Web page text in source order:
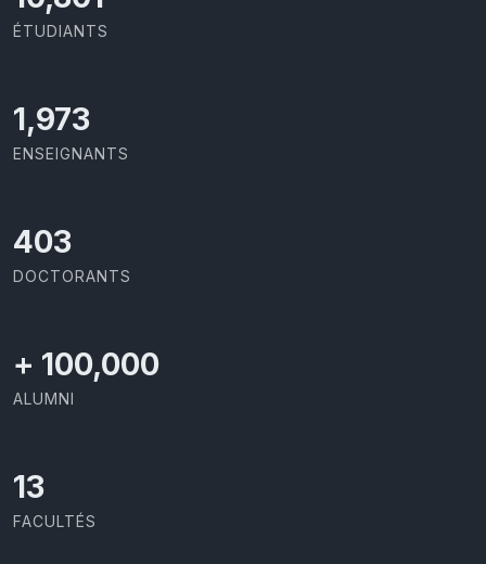
ÉTUDIANTS
2,086
ENSEIGNANTS
426
DOCTORANTS
+ 100,000
ALUMNI
13
FACULTÉS